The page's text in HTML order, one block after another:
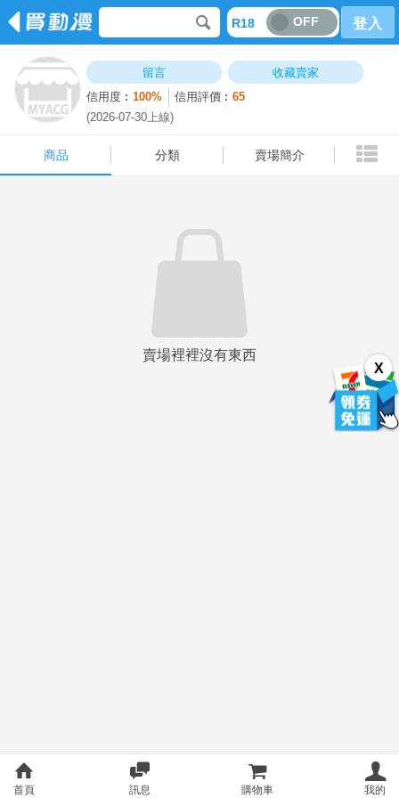
R18 OFF 登入
留言
收藏賣家
信用度︰100% 信用評價︰65
(2026-07-30上線)
商品 分類 賣場簡介
X
賣場裡裡沒有東西
商品 分類 賣場簡介
首頁 訊息 購物車 我的